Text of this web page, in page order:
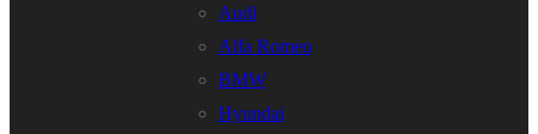
Audi
Alfa Romeo
BMW
Hyundai